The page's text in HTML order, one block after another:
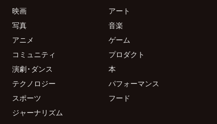
映画
アート
写真
音楽
アニメ
ゲーム
コミュニティ
プロダクト
演劇・ダンス
本
テクノロジー
パフォーマンス
スポーツ
フード
ジャーナリズム